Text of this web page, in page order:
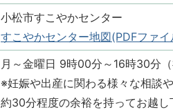
小松市すこやかセンター
すこやかセンター地図(PDFファイ
月～金曜日 9時00分～16時30分（
※妊娠や出産に関わる様々な相談
約30分程度の余裕を持ってお越し